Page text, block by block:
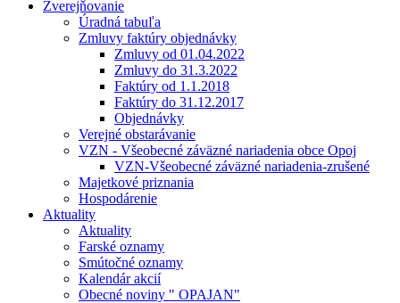
Zverejňovanie
Úradná tabuľa
Zmluvy faktúry objednávky
Zmluvy od 01.04.2022
Zmluvy do 31.3.2022
Faktúry od 1.1.2018
Faktúry do 31.12.2017
Objednávky
Verejné obstarávanie
VZN - Všeobecné záväzné nariadenia obce Opoj
VZN-Všeobecné záväzné nariadenia-zrušené
Majetkové priznania
Hospodárenie
Aktuality
Aktuality
Farské oznamy
Smútočné oznamy
Kalendár akcií
Obecné noviny " OPAJAN"